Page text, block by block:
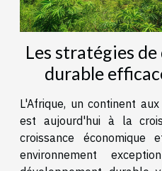
Les stratégies
durable
L'Afrique, un continent
est aujourd'hui à la
croissance économique
environnement